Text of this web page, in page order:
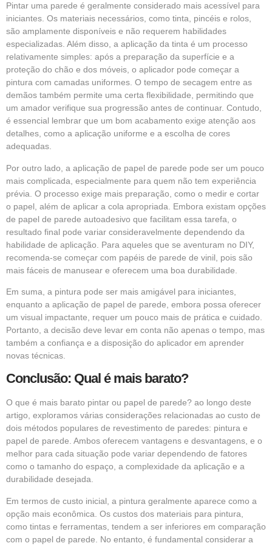
Pintar uma parede é geralmente considerado mais acessível para
iniciantes. Os materiais necessários, como tinta, pincéis e rolos,
são amplamente disponíveis e não requerem habilidades
especializadas. Além disso, a aplicação da tinta é um processo
relativamente simples: após a preparação da superfície e a
proteção do chão e dos móveis, o aplicador pode começar a
pintura com camadas uniformes. O tempo de secagem entre as
demãos também permite uma certa flexibilidade, permitindo que
um amador verifique sua progressão antes de continuar. Contudo,
é essencial lembrar que um bom acabamento exige atenção aos
detalhes, como a aplicação uniforme e a escolha de cores
adequadas.
Por outro lado, a aplicação de papel de parede pode ser um pouco
mais complicada, especialmente para quem não tem experiência
prévia. O processo exige mais preparação, como o medir e cortar
o papel, além de aplicar a cola apropriada. Embora existam opções
de papel de parede autoadesivo que facilitam essa tarefa, o
resultado final pode variar consideravelmente dependendo da
habilidade de aplicação. Para aqueles que se aventuram no DIY,
recomenda-se começar com papéis de parede de vinil, pois são
mais fáceis de manusear e oferecem uma boa durabilidade.
Em suma, a pintura pode ser mais amigável para iniciantes,
enquanto a aplicação de papel de parede, embora possa oferecer
um visual impactante, requer um pouco mais de prática e cuidado.
Portanto, a decisão deve levar em conta não apenas o tempo, mas
também a confiança e a disposição do aplicador em aprender
novas técnicas.
Conclusão: Qual é mais barato?
O que é mais barato pintar ou papel de parede? ao longo deste
artigo, exploramos várias considerações relacionadas ao custo de
dois métodos populares de revestimento de paredes: pintura e
papel de parede. Ambos oferecem vantagens e desvantagens, e o
melhor para cada situação pode variar dependendo de fatores
como o tamanho do espaço, a complexidade da aplicação e a
durabilidade desejada.
Em termos de custo inicial, a pintura geralmente aparece como a
opção mais econômica. Os custos dos materiais para pintura,
como tintas e ferramentas, tendem a ser inferiores em comparação
com o papel de parede. No entanto, é fundamental considerar a